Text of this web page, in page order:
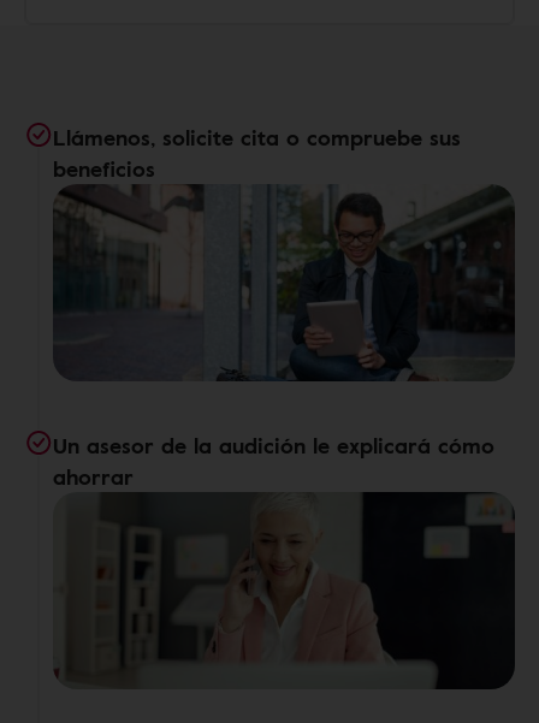
Llámenos, solicite cita o compruebe sus
beneficios
Un asesor de la audición le explicará cómo
ahorrar